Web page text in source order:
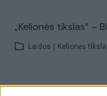
„Kelionės tikslas“ –
Laidos Kelionės
Kai neveikia